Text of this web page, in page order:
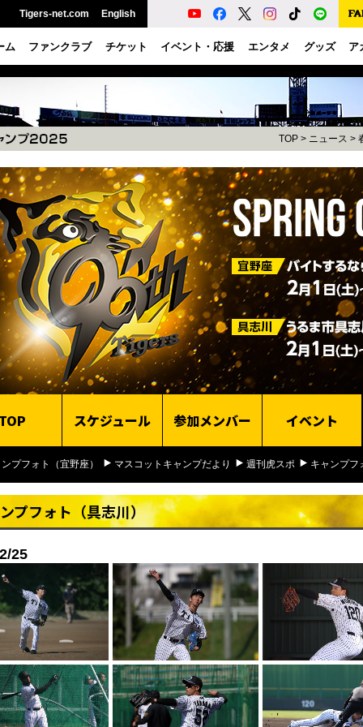
Tigers-net.com English
ム ファンクラブ チケット イベント・応援 エンタメ グッズ ア
TOP > ニュース >
スケジュール 参加メンバー イベント
プフォト（宜野座） マスコットキャンプだより 週刊虎スポ キャンプフ
プフォト（具志川）
25